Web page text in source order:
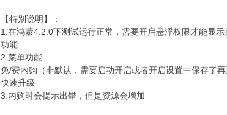
【特别说明】：
1.在鸿蒙4.2.0下测试运行正常，需要开启悬浮权限才能显
功能
2.菜单功能
免/费内购（非默认，需要启动开启或者开启设置中保存了
快速升级
3.内购时会提示出错，但是资源会增加